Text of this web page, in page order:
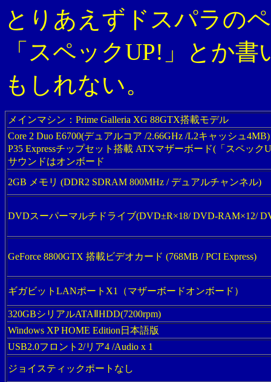
とりあえずドスパラの
「スペックUP!」とか
もしれない。
メインマシン：Prime Galleria XG 88GTX搭載モデル
Core 2 Duo E6700(デュアルコア /2.66GHz /L2キャッシュ4MB)
P35 Expressチップセット搭載 ATXマザーボード(「スペック
サウンドはオンボード
2GB メモリ (DDR2 SDRAM 800MHz / デュアルチャンネル)
DVDスーパーマルチドライブ(DVD±R×18/ DVD-RAM×12/
GeForce 8800GTX 搭載ビデオカード (768MB / PCI Express)
ギガビットLANポートX1（マザーボードオンボード）
320GBシリアルATAⅡHDD(7200rpm)
Windows XP HOME Edition日本語版
USB2.0フロント2/リア4 /Audio x 1
ジョイスティックポートなし